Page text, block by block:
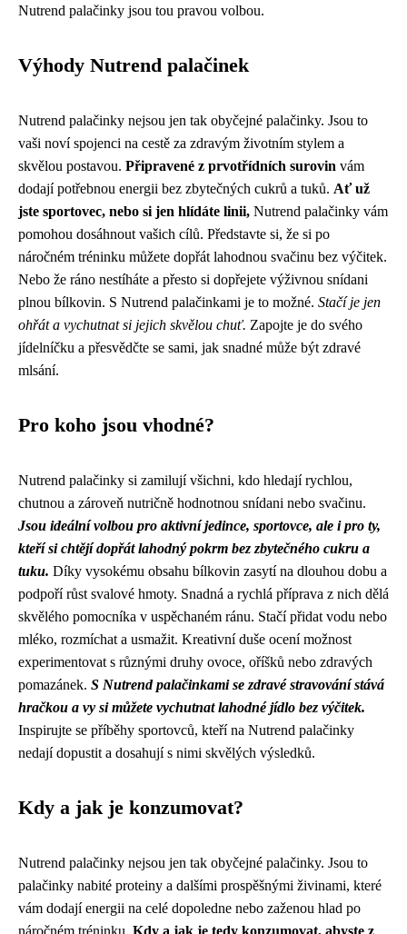
Nutrend palačinky jsou tou pravou volbou.
Výhody Nutrend palačinek
Nutrend palačinky nejsou jen tak obyčejné palačinky. Jsou to
vaši noví spojenci na cestě za zdravým životním stylem a
skvělou postavou. Připravené z prvotřídních surovin vám
dodají potřebnou energii bez zbytečných cukrů a tuků. Ať už
jste sportovec, nebo si jen hlídáte linii, Nutrend palačinky vám
pomohou dosáhnout vašich cílů. Představte si, že si po
náročném tréninku můžete dopřát lahodnou svačinu bez výčitek.
Nebo že ráno nestíháte a přesto si dopřejete výživnou snídani
plnou bílkovin. S Nutrend palačinkami je to možné. Stačí je jen
ohřát a vychutnat si jejich skvělou chuť. Zapojte je do svého
jídelníčku a přesvědčte se sami, jak snadné může být zdravé
mlsání.
Pro koho jsou vhodné?
Nutrend palačinky si zamilují všichni, kdo hledají rychlou,
chutnou a zároveň nutričně hodnotnou snídani nebo svačinu.
Jsou ideální volbou pro aktivní jedince, sportovce, ale i pro ty,
kteří si chtějí dopřát lahodný pokrm bez zbytečného cukru a
tuku. Díky vysokému obsahu bílkovin zasytí na dlouhou dobu a
podpoří růst svalové hmoty. Snadná a rychlá příprava z nich dělá
skvělého pomocníka v uspěchaném ránu. Stačí přidat vodu nebo
mléko, rozmíchat a usmažit. Kreativní duše ocení možnost
experimentovat s různými druhy ovoce, oříšků nebo zdravých
pomazánek. S Nutrend palačinkami se zdravé stravování stává
hračkou a vy si můžete vychutnat lahodné jídlo bez výčitek.
Inspirujte se příběhy sportovců, kteří na Nutrend palačinky
nedají dopustit a dosahují s nimi skvělých výsledků.
Kdy a jak je konzumovat?
Nutrend palačinky nejsou jen tak obyčejné palačinky. Jsou to
palačinky nabité proteiny a dalšími prospěšnými živinami, které
vám dodají energii na celé dopoledne nebo zaženou hlad po
náročném tréninku. Kdy a jak je tedy konzumovat, abyste z